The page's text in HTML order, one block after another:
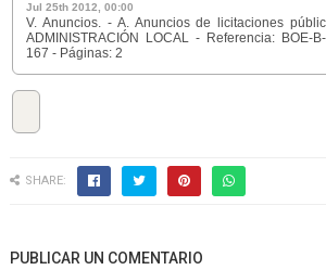
Jul 25th 2012, 00:00
V. Anuncios. - A. Anuncios de licitaciones
ADMINISTRACIÓN LOCAL - Referencia: BOE-
167 - Páginas: 2
SHARE:
PUBLICAR UN COMENTARIO